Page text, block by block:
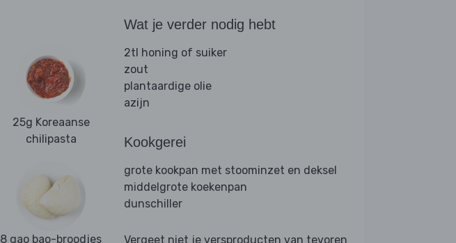
25g Koreaanse
chilipasta
8 gao bao-broodjes
Wat je verder nodig hebt
2tl honing of suiker
zout
plantaardige olie
azijn
Kookgerei
grote kookpan met stoominzet en deksel
middelgrote koekenpan
dunschiller
Vergeet niet je versproducten van tevoren